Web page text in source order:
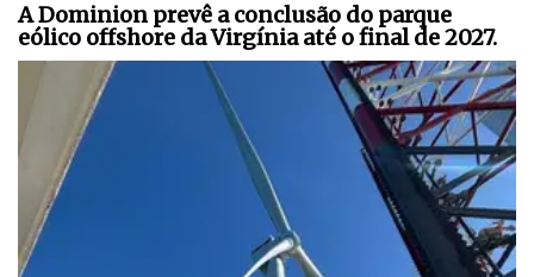
A Dominion prevê a conclusão do parque
eólico offshore da Virgínia até o final de 2027.